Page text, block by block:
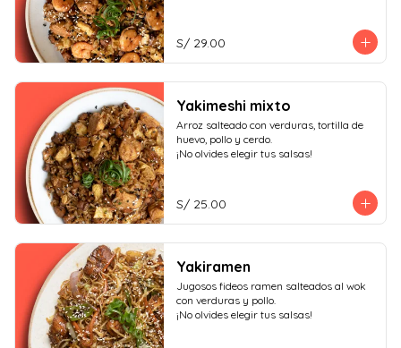
S/ 29.00
Yakimeshi mixto
Arroz salteado con verduras, tortilla de
huevo, pollo y cerdo.
¡No olvides elegir tus salsas!
S/ 25.00
Yakiramen
Jugosos fideos ramen salteados al wok
con verduras y pollo.
¡No olvides elegir tus salsas!